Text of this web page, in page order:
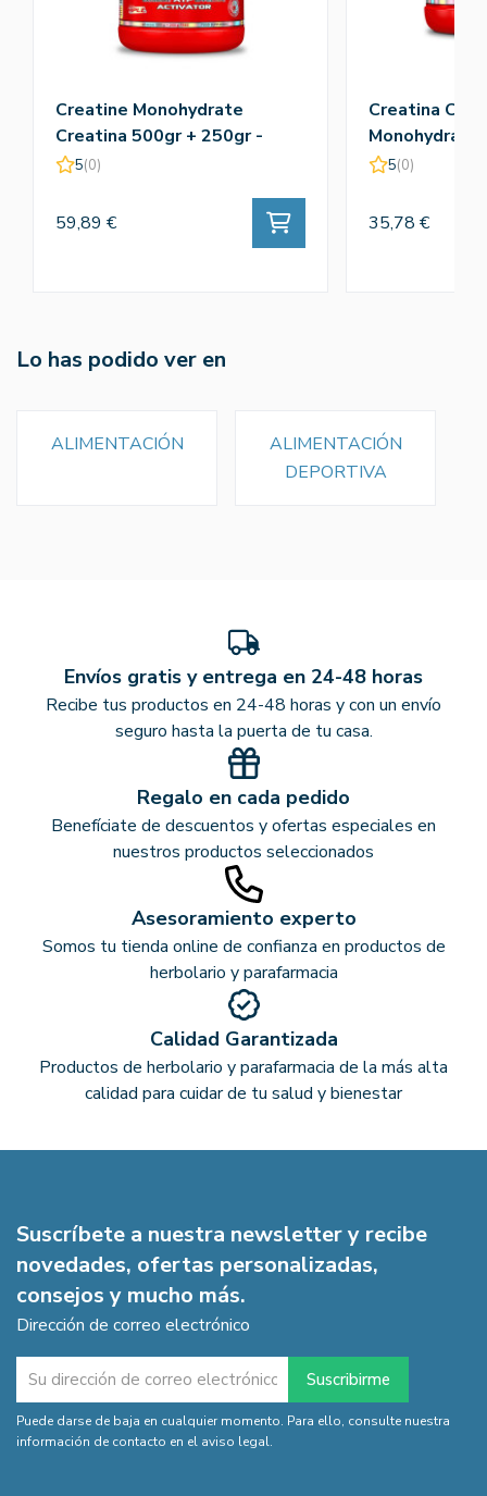
Creatine Monohydrate
Creatina 500gr + 250gr -
Amix
5(0)
59,89 €
Creatina
Monohydrate
5(0)
35,78 €
Lo has podido ver en
ALIMENTACIÓN
ALIMENTACIÓN
DEPORTIVA
Envíos gratis y entrega en 24-48 horas
Recibe tus productos en 24-48 horas y con un envío
seguro hasta la puerta de tu casa.
Regalo en cada pedido
Benefíciate de descuentos y ofertas especiales en
nuestros productos seleccionados
Asesoramiento experto
Somos tu tienda online de confianza en productos de
herbolario y parafarmacia
Calidad Garantizada
Productos de herbolario y parafarmacia de la más alta
calidad para cuidar de tu salud y bienestar
Suscríbete a nuestra newsletter y recibe
novedades, ofertas personalizadas,
consejos y mucho más.
Dirección de correo electrónico
Puede darse de baja en cualquier momento. Para ello, consulte nuestra
información de contacto en el aviso legal.